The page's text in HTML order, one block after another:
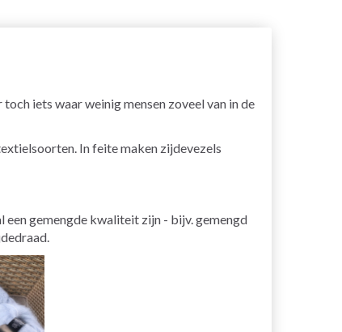
iets waar weinig mensen zoveel van in de
In feite maken zijdevezels
een gemengde kwaliteit zijn - bijv. gemengd